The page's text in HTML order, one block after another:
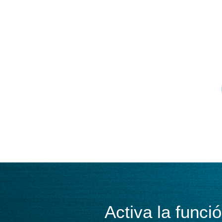
Activa la